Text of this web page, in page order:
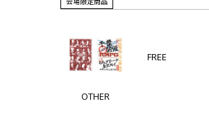
OTHER
FREE